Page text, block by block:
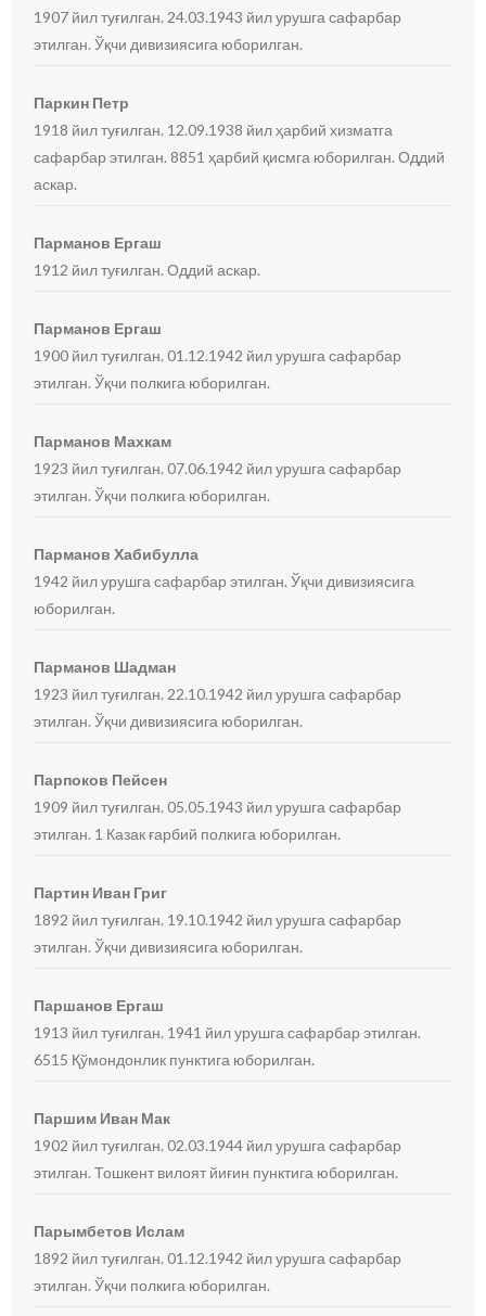
1907 йил туғилган. 24.03.1943 йил урушга сафарбар
этилган. Ўқчи дивизиясига юборилган.
Паркин Петр
1918 йил туғилган. 12.09.1938 йил ҳарбий хизматга
сафарбар этилган. 8851 ҳарбий қисмга юборилган. Оддий
аскар.
Парманов Ергаш
1912 йил туғилган. Оддий аскар.
Парманов Ергаш
1900 йил туғилган. 01.12.1942 йил урушга сафарбар
этилган. Ўқчи полкига юборилган.
Парманов Махкам
1923 йил туғилган. 07.06.1942 йил урушга сафарбар
этилган. Ўқчи полкига юборилган.
Парманов Хабибулла
1942 йил урушга сафарбар этилган. Ўқчи дивизиясига
юборилган.
Парманов Шадман
1923 йил туғилган. 22.10.1942 йил урушга сафарбар
этилган. Ўқчи дивизиясига юборилган.
Парпоков Пейсен
1909 йил туғилган. 05.05.1943 йил урушга сафарбар
этилган. 1 Казак ғарбий полкига юборилган.
Партин Иван Григ
1892 йил туғилган. 19.10.1942 йил урушга сафарбар
этилган. Ўқчи дивизиясига юборилган.
Паршанов Ергаш
1913 йил туғилган. 1941 йил урушга сафарбар этилган.
6515 Қўмондонлик пунктига юборилган.
Паршим Иван Мак
1902 йил туғилган. 02.03.1944 йил урушга сафарбар
этилган. Тошкент вилоят йиғин пунктига юборилган.
Парымбетов Ислам
1892 йил туғилган. 01.12.1942 йил урушга сафарбар
этилган. Ўқчи полкига юборилган.